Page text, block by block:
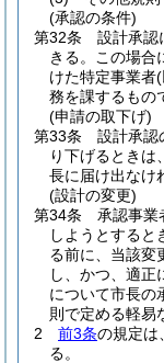
(承認の条件)
第32条
設計承認
きる。
この場合
けた特定事業者(
務を課するもの
(申請の取下げ)
第33条
設計承認
り下げるときは
長に届け出なけ
(設計の変更)
第34条
承認事業
しようとすると
る前に、当該変
し、かつ、適正
について市長の
則で定める軽易
2
前3条の規定は、
る。